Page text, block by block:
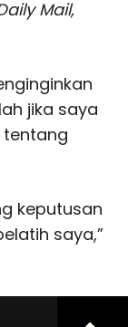
Mail,
jika saya
keputusan
saya,”